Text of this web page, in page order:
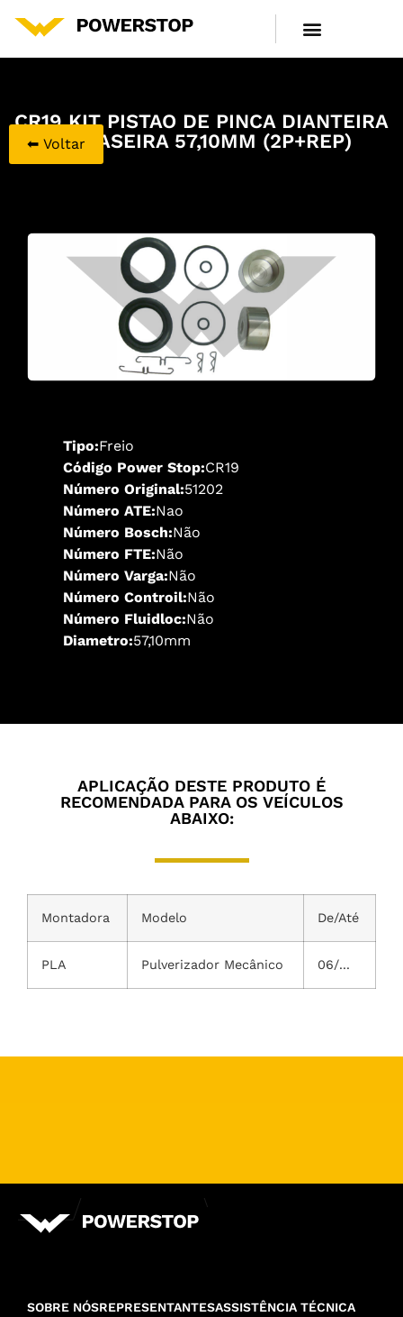
CR19 KIT PISTAO DE PINCA DIANTEIRA
E TRASEIRA 57,10MM (2P+REP)
⬅ Voltar
Tipo:Freio
Código Power Stop:CR19
Número Original:51202
Número ATE:Nao
Número Bosch:Não
Número FTE:Não
Número Varga:Não
Número Controil:Não
Número Fluidloc:Não
Diametro:57,10mm
APLICAÇÃO DESTE PRODUTO É
RECOMENDADA PARA OS VEÍCULOS
ABAIXO:
Montadora Modelo De/Até
PLA Pulverizador Mecânico 06/...
SOBRE NÓSREPRESENTANTESASSISTÊNCIA TÉCNICA